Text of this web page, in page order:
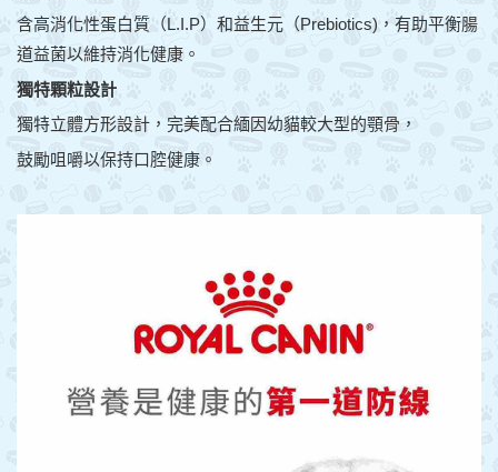
含高消化性蛋白質（L.I.P）和益生元（Prebiotics)，有助平衡腸
道益菌以維持消化健康。
獨特顆粒設計
獨特立體方形設計，完美配合緬因幼貓較大型的顎骨，
鼓勵咀嚼以保持口腔健康。